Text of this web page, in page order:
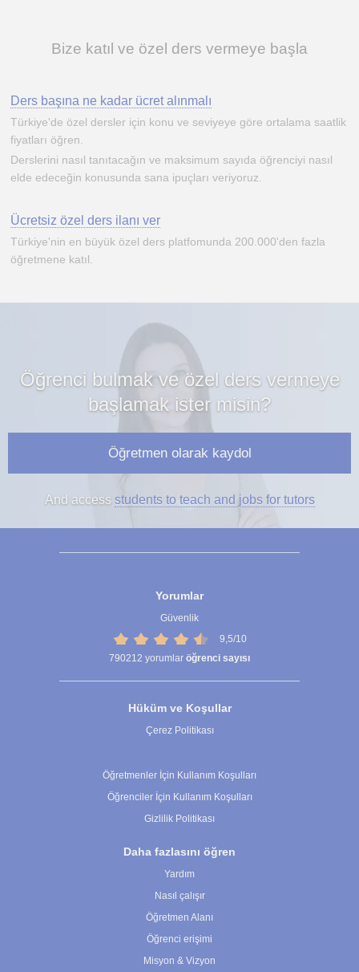
Bize katıl ve özel ders vermeye başla
Ders başına ne kadar ücret alınmalı
Türkiye'de özel dersler için konu ve seviyeye göre ortalama saatlik
fiyatları öğren.
Derslerini nasıl tanıtacağın ve maksimum sayıda öğrenciyi nasıl
elde edeceğin konusunda sana ipuçları veriyoruz.
Ücretsiz özel ders ilanı ver
Türkiye'nin en büyük özel ders platfomunda 200.000'den fazla
öğretmene katıl.
Öğrenci bulmak ve özel ders vermeye
başlamak ister misin?
Öğretmen olarak kaydol
And access students to teach and jobs for tutors
Yorumlar
Güvenlik
9,5/10
790212 yorumlar öğrenci sayısı
Hüküm ve Koşullar
Çerez Politikası
Öğretmenler İçin Kullanım Koşulları
Öğrenciler İçin Kullanım Koşulları
Gizlilik Politikası
Daha fazlasını öğren
Yardım
Nasıl çalışır
Öğretmen Alanı
Öğrenci erişimi
Misyon & Vizyon